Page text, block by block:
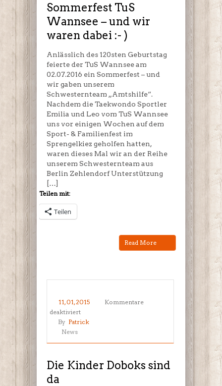
wir
waren
dabei
)
Sommerfest TuS
Wannsee – und wir
waren dabei :- )
Anlässlich des 120sten Geburtstag
feierte der TuS Wannsee am
02.07.2016 ein Sommerfest – und
wir gaben unserem
Schwesternteam „Amtshilfe“.
Nachdem die Taekwondo Sportler
Emilia und Leo vom TuS Wannsee
uns vor einigen Wochen auf dem
Sport- & Familienfest im
Sprengelkiez geholfen hatten,
waren dieses Mal wir an der Reihe
unserem Schwesternteam aus
Berlin Zehlendorf Unterstützung
[…]
Teilen mit:
Teilen
Read More
11, 01, 2015
Kommentare
deaktiviertfür
Die
By Patrick
News
Die Kinder Doboks sind
da